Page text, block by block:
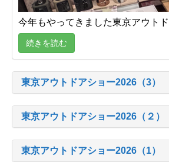
今年もやってきました東京アウト
続きを読む
東京アウトドアショー2026（3）
東京アウトドアショー2026（２）
東京アウトドアショー2026（1）